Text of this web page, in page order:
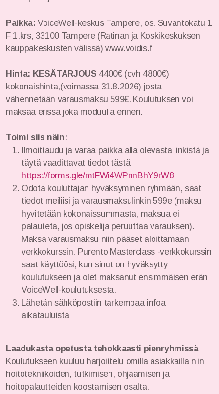
Paikka:VoiceWell-keskus Tampere, os. Suvantokatu 1
F 1.krs, 33100 Tampere (Ratinan ja Koskikeskuksen
kauppakeskusten välissä) www.voidis.fi
Hinta: KESÄTARJOUS 4400€ (ovh 4800€)
kokonaishinta,(voimassa 31.8.2026) josta
vähennetään varausmaksu 599€. Koulutuksen voi
maksaa erissä joka moduulia ennen.
Toimi siis näin:
Ilmoittaudu ja varaa paikka alla olevasta linkistä ja
täytä vaadittavat tiedot tästä
https://forms.gle/mtFWi4WPnnBhY9rW8
Odota kouluttajan hyväksyminen ryhmään, saat
tiedot meiliisi ja varausmaksulinkin 599e (maksu
hyvitetään kokonaissummasta, maksua ei
palauteta, jos opiskelija peruuttaa varauksen).
Maksa varausmaksu niin pääset aloittamaan
verkkokurssin. Purento Masterclass -verkkokurssin
saat käyttöösi, kun sinut on hyväksytty
koulutukseen ja olet maksanut ensimmäisen erän
VoiceWell-koulutuksesta.
Lähetän sähköpostiin tarkempaa infoa
aikatauluista
Laadukasta opetusta tehokkaasti pienryhmissä
Koulutukseen kuuluu harjoittelu omilla asiakkailla niin
hoitotekniikoiden, tutkimisen, ohjaamisen ja
hoitopalautteiden koostamisen osalta.